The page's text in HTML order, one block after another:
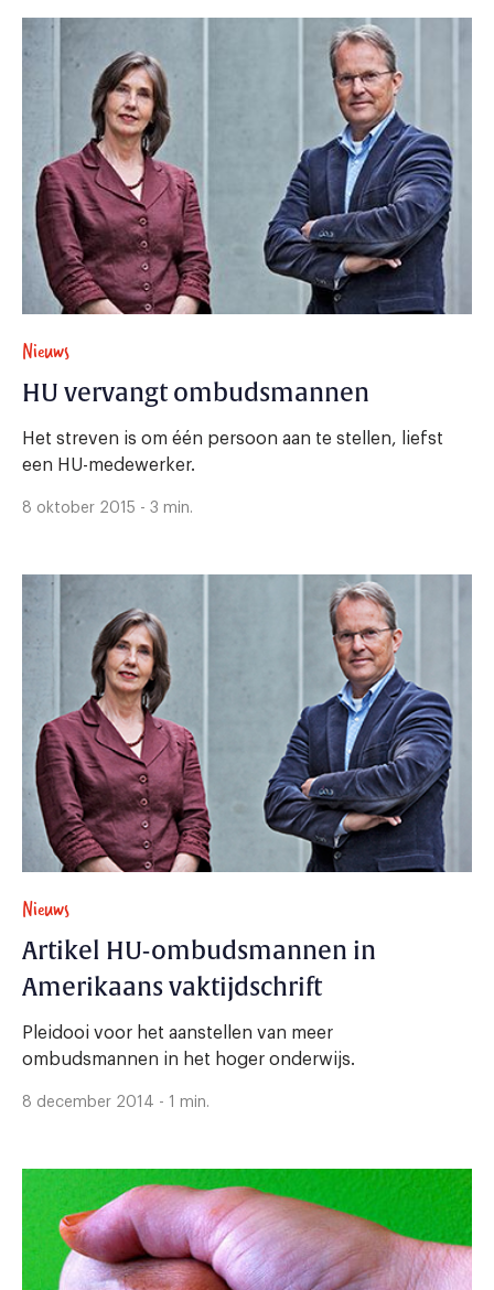
Nieuws
HU vervangt ombudsmannen
Het streven is om één persoon aan te stellen, liefst
een HU-medewerker.
8 oktober 2015 - 3 min.
Nieuws
Artikel HU-ombudsmannen in
Amerikaans vaktijdschrift
Pleidooi voor het aanstellen van meer
ombudsmannen in het hoger onderwijs.
8 december 2014 - 1 min.